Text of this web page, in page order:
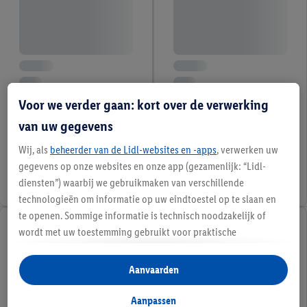
Voor we verder gaan: kort over de verwerking
van uw gegevens
Wij, als beheerder van de Lidl-websites en -apps, verwerken uw
gegevens op onze websites en onze app (gezamenlijk: “Lidl-
diensten”) waarbij we gebruikmaken van verschillende
technologieën om informatie op uw eindtoestel op te slaan en
te openen. Sommige informatie is technisch noodzakelijk of
wordt met uw toestemming gebruikt voor praktische
reclame binnen en buiten de Lidl-diensten aan te bieden. Als u
deelneemt aan het Lidl Plus-programma, worden voor deze
doeleinden eveneens gegevens over uw koopgedrag in de
Aanpassen
Aanvaarden